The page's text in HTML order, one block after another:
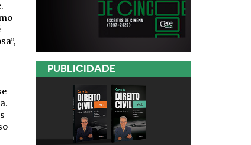
PUBLICIDADE